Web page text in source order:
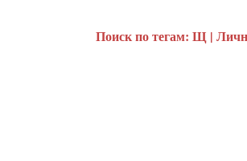
Поиск по тегам: Щ |